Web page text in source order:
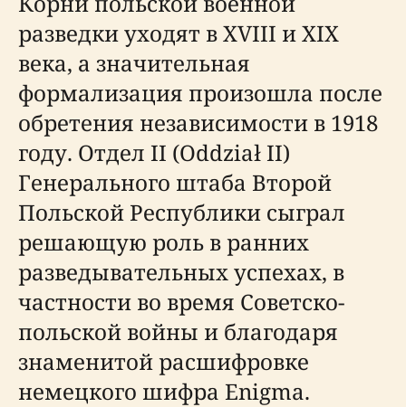
разведки уходят в XVIII и XIX
века, а значительная
формализация произошла после
обретения независимости в 1918
году. Отдел II (Oddział II)
Генерального штаба Второй
Польской Республики сыграл
решающую роль в ранних
разведывательных успехах, в
частности во время Советско-
польской войны и благодаря
знаменитой расшифровке
немецкого шифра Enigma.